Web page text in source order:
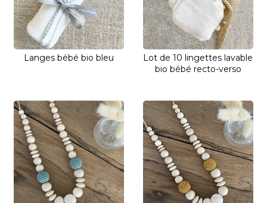
Langes bébé bio bleu
Lot de 10 lingettes lavable
bio bébé recto-verso